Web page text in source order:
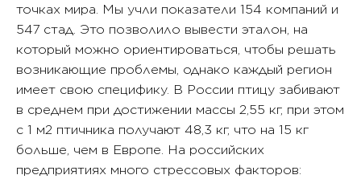
точках мира. Мы учли показатели 154 компаний и
547 стад. Это позволило вывести эталон, на
который можно ориентироваться, чтобы решать
возникающие проблемы, однако каждый регион
имеет свою специфику. В России птицу забивают
в среднем при достижении массы 2,55 кг, при этом
с 1 м2 птичника получают 48,3 кг, что на 15 кг
больше, чем в Европе. На российских
предприятиях много стрессовых факторов: